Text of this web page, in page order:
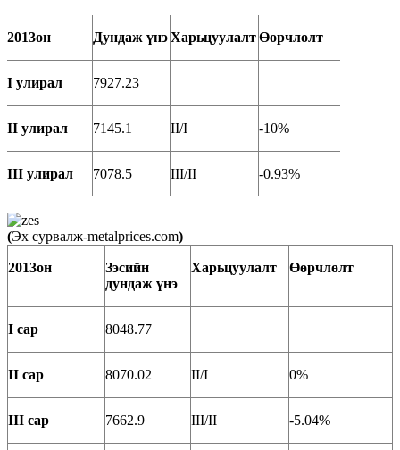
2013он Дундаж үнэХарьцуулалтӨөрчлөлт
I улирал 7927.23
II улирал 7145.1 II/I -10%
III улирал 7078.5 III/II -0.93%
(Эх сурвалж-metalprices.com)
2013он
Зэсийн
дундаж үнэ
Харьцуулалт Өөрчлөлт
I сар 8048.77
II сар 8070.02 II/I 0%
III сар 7662.9 III/II -5.04%